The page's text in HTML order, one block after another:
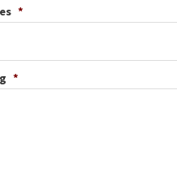
*
*